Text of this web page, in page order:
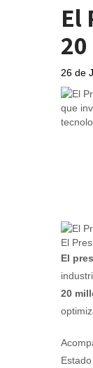
El
26 de
El
El
20